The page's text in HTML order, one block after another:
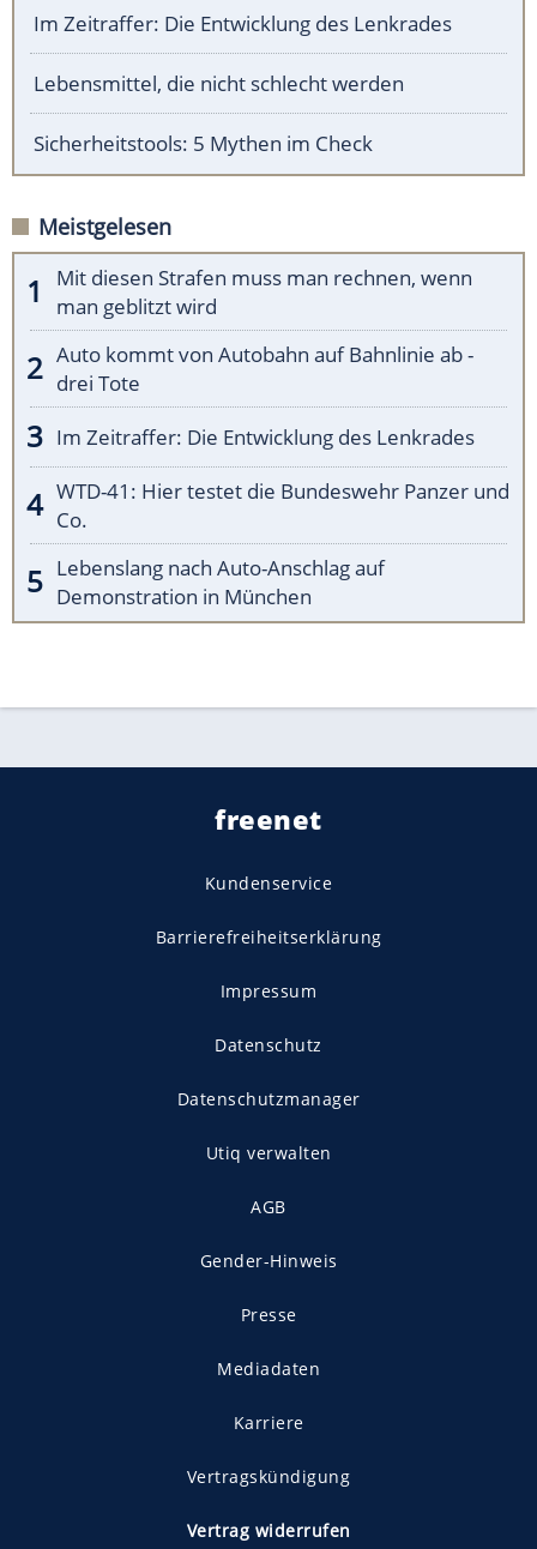
Im Zeitraffer: Die Entwicklung des Lenkrades
Lebensmittel, die nicht schlecht werden
Sicherheitstools: 5 Mythen im Check
Meistgelesen
Mit diesen Strafen muss man rechnen, wenn
man geblitzt wird
Auto kommt von Autobahn auf Bahnlinie ab -
drei Tote
Im Zeitraffer: Die Entwicklung des Lenkrades
WTD-41: Hier testet die Bundeswehr Panzer und
Co.
Lebenslang nach Auto-Anschlag auf
Demonstration in München
freenet
Kundenservice
Barrierefreiheitserklärung
Impressum
Datenschutz
Datenschutzmanager
Utiq verwalten
AGB
Gender-Hinweis
Presse
Mediadaten
Karriere
Vertragskündigung
Vertrag widerrufen